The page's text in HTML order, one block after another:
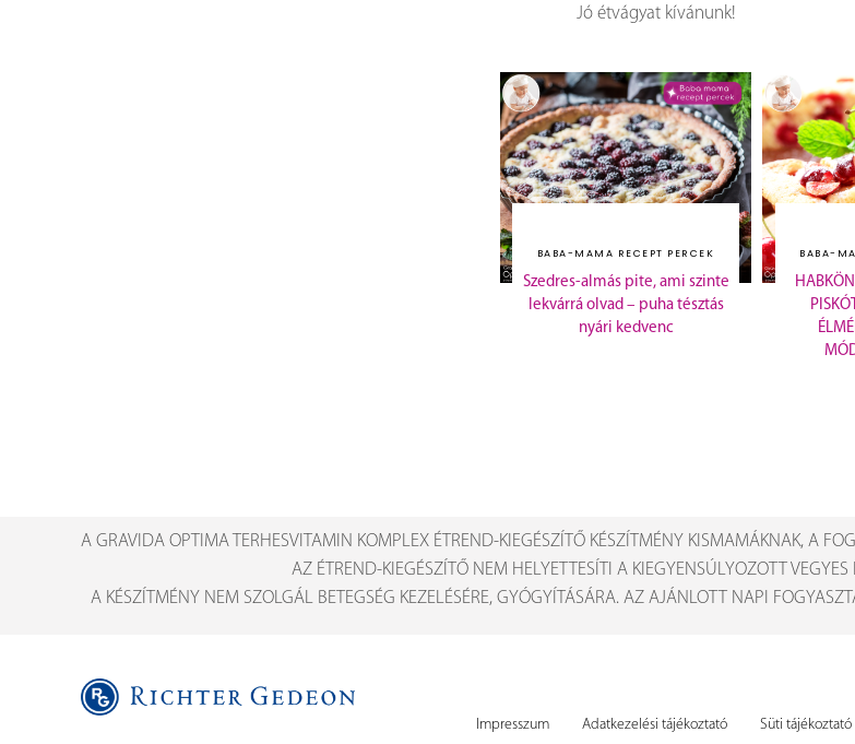
Jó étvágyat kívánunk!
BABA-MAMA RECEPT PERCEK
Szedres-almás pite, ami szinte
lekvárrá olvad – puha tésztás
nyári kedvenc
BABA-
A GRAVIDA OPTIMA TERHESVITAMIN KOMPLEX ÉTREND-KIEGÉSZÍTŐ KÉSZÍTMÉNY KISMAMÁKNAK, A
AZ ÉTREND-KIEGÉSZÍTŐ NEM HELYETTESÍTI A KIEGYENSÚLYOZOTT
A KÉSZÍTMÉNY NEM SZOLGÁL BETEGSÉG KEZELÉSÉRE, GYÓGYÍTÁSÁRA. AZ AJÁNLOTT NAPI
Impresszum Adatkezelési tájékoztató Süti tájékoztató